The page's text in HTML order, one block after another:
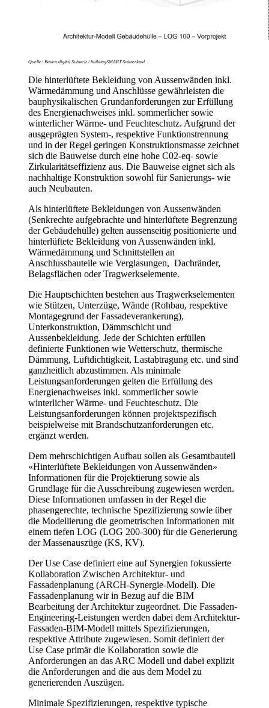
Quelle: Bauen digital Schweiz / buildingSMART Switzerland
Die hinterlüftete Bekleidung von Aussenwänden inkl.
Wärmedämmung und Anschlüsse gewährleisten die
bauphysikalischen Grundanforderungen zur Erfüllung
des Energienachweises inkl. sommerlicher sowie
winterlicher Wärme- und Feuchteschutz. Aufgrund der
ausgeprägten System-, respektive Funktionstrennung
und in der Regel geringen Konstruktionsmasse zeichnet
sich die Bauweise durch eine hohe C02-eq- sowie
Zirkularitätseffizienz aus. Die Bauweise eignet sich als
nachhaltige Konstruktion sowohl für Sanierungs- wie
auch Neubauten.
Als hinterlüftete Bekleidungen von Aussenwänden
(Senkrechte aufgebrachte und hinterlüftete Begrenzung
der Gebäudehülle) gelten aussenseitig positionierte und
hinterlüftete Bekleidung von Aussenwänden inkl.
Wärmedämmung und Schnittstellen an
Anschlussbauteile wie Verglasungen, Dachränder,
Belagsflächen oder Tragwerkselemente.
Die Hauptschichten bestehen aus Tragwerkselementen
wie Stützen, Unterzüge, Wände (Rohbau, respektive
Montagegrund der Fassadeverankerung),
Unterkonstruktion, Dämmschicht und
Aussenbekleidung. Jede der Schichten erfüllen
definierte Funktionen wie Wetterschutz, thermische
Dämmung, Luftdichtigkeit, Lastabtragung etc. und sind
ganzheitlich abzustimmen. Als minimale
Leistungsanforderungen gelten die Erfüllung des
Energienachweises inkl. sommerlicher sowie
winterlicher Wärme- und Feuchteschutz. Die
Leistungsanforderungen können projektspezifisch
beispielweise mit Brandschutzanforderungen etc.
ergänzt werden.
Dem mehrschichtigen Aufbau sollen als Gesamtbauteil
«Hinterlüftete Bekleidungen von Aussenwänden»
Informationen für die Projektierung sowie als
Grundlage für die Ausschreibung zugewiesen werden.
Diese Informationen umfassen in der Regel die
phasengerechte, technische Spezifizierung sowie über
die Modellierung die geometrischen Informationen mit
einem tiefen LOG (LOG 200-300) für die Generierung
der Massenauszüge (KS, KV).
Der Use Case definiert eine auf Synergien fokussierte
Kollaboration Zwischen Architektur- und
Fassadenplanung (ARCH-Synergie-Modell). Die
Fassadenplanung wir in Bezug auf die BIM
Bearbeitung der Architektur zugeordnet. Die Fassaden-
Engineering-Leistungen werden dabei dem Architektur-
Fassaden-BIM-Modell mittels Spezifizierungen,
respektive Attribute zugewiesen. Somit definiert der
Use Case primär die Kollaboration sowie die
Anforderungen an das ARC Modell und dabei explizit
die Anforderungen and die aus dem Model zu
generierenden Auszügen.
Minimale Spezifizierungen, respektive typische